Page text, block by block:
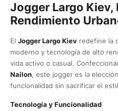
Jogger Largo
Rendimiento
El Jogger Largo Kiev redefine la
moderno y tecnología de alto
vida activo o casual.
Nailon, este jogger es la
funcionalidad sin sacrificar el
Tecnología y Funcionalidad